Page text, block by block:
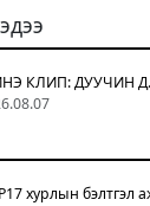
КЛИП: ДУУЧИН
хурлын бэлтгэл